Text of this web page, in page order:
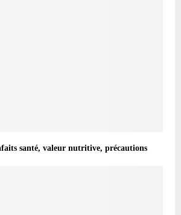
santé, valeur nutritive, précautions